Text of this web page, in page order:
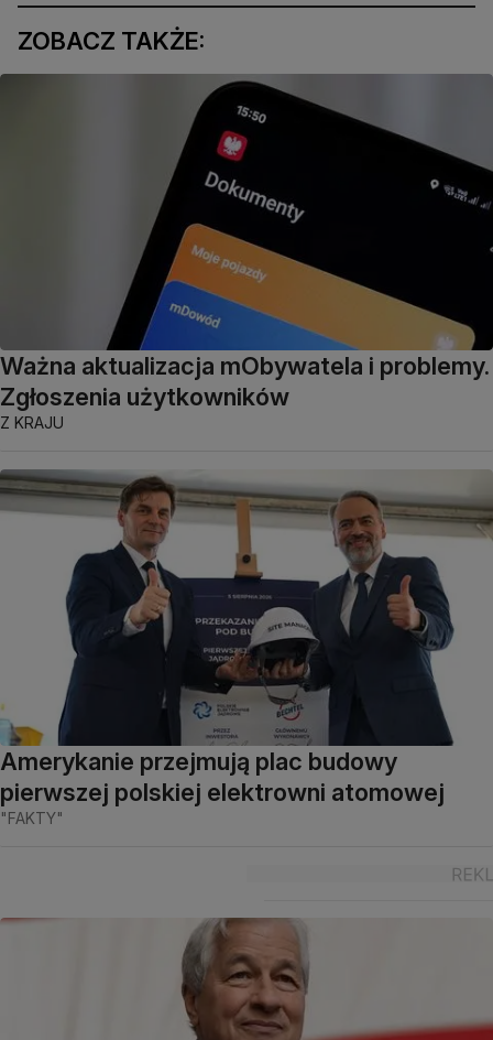
ZOBACZ TAKŻE:
Ważna aktualizacja mObywatela i problemy.
Zgłoszenia użytkowników
Z KRAJU
Amerykanie przejmują plac budowy
pierwszej polskiej elektrowni atomowej
"FAKTY"